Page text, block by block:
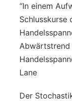
“In einem
Schlusskurse
Abwärtstrend
Lane
Der